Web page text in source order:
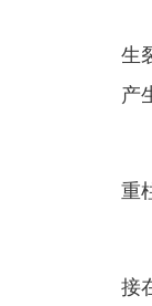
生
产
重
接